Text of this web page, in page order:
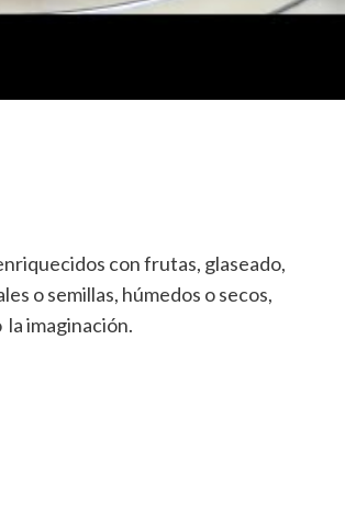
con frutas, glaseado,
o semillas, húmedos o secos,
imaginación.